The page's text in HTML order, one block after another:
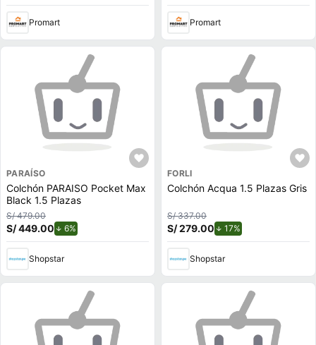
Promart Promart
PARAÍSO
Colchón PARAISO Pocket Max
Black 1.5 Plazas
S/ 479.00
S/ 449.00 6%
Shopstar
FORLI
Colchón Acqua 1.5 Plazas Gris
S/ 337.00
S/ 279.00 17%
Shopstar